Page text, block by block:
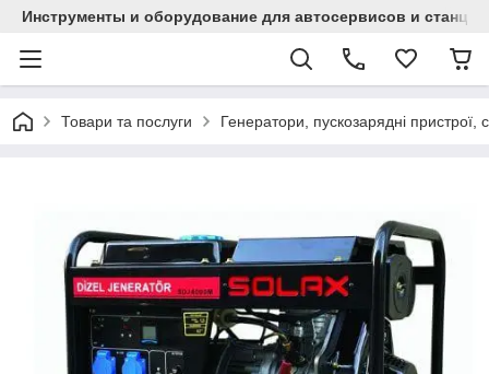
Инструменты и оборудование для автосервисов и
Товари та послуги Генератори, пускозарядні пристрої,